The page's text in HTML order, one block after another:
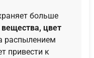
больше
цвет
распылением
привести к